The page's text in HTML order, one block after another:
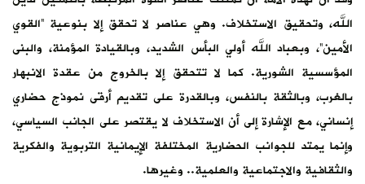
الله، وتحقيق الاستخلاف. وهي عناصر لا تحقق إلا بنوعية “القوي
الأمين”، وبعباد الله أولي البأس الشديد، وبالقيادة المؤمنة، والبنى
المؤسسية الشورية. كما لا تتحقق إلا بالخروج من عقدة الانبهار
بالغرب، وبالثقة بالنفس، وبالقدرة على تقديم أرقى نموذج حضاري
إنساني، مع الإشارة إلى أن الاستخلاف لا يقتصر على الجانب السياسي،
وإنما يمتد للجوانب الحضارية المختلفة الإيمانية التربوية والفكرية
والثقافية والاجتماعية والعلمية.. وغيرها.